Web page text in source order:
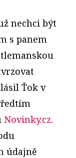
nechci být
s panem
Ťok v
Novinky.cz.
údajně